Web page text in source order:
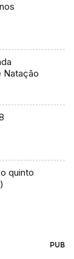
Natação
quinto
PUB